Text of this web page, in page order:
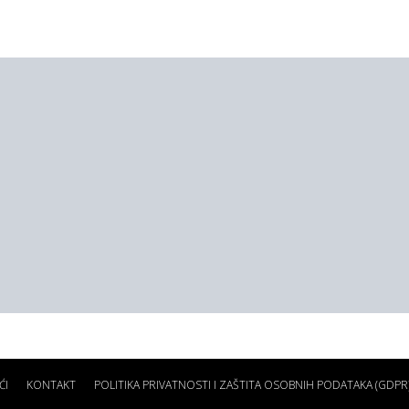
KONTAKT POLITIKA PRIVATNOSTI I ZAŠTITA OSOBNIH PODATAKA